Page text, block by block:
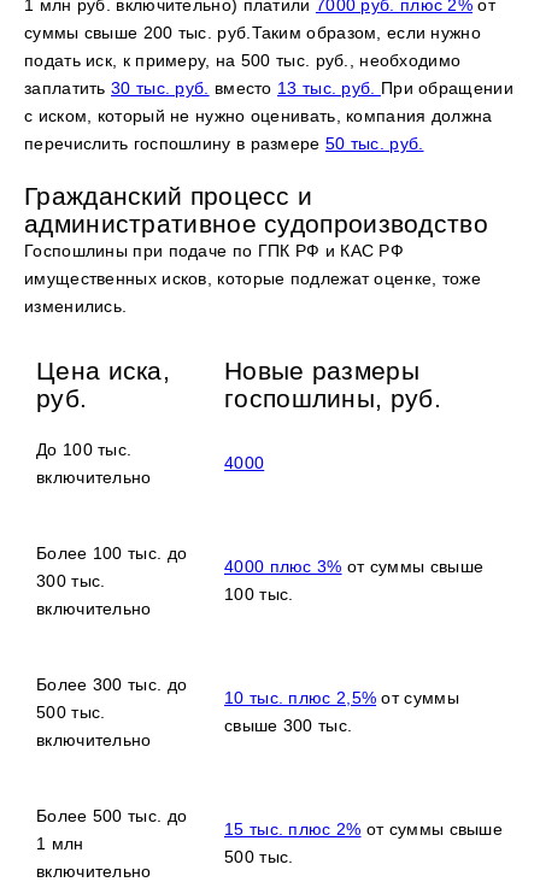
1 млн руб. включительно) платили 7000 руб. плюс 2% от
суммы свыше 200 тыс. руб.Таким образом, если нужно
подать иск, к примеру, на 500 тыс. руб., необходимо
заплатить 30 тыс. руб. вместо 13 тыс. руб. При обращении
с иском, который не нужно оценивать, компания должна
перечислить госпошлину в размере 50 тыс. руб.
Гражданский процесс и
административное судопроизводство
Госпошлины при подаче по ГПК РФ и КАС РФ
имущественных исков, которые подлежат оценке, тоже
изменились.
Цена иска,
руб.
Новые размеры
госпошлины, руб.
До 100 тыс.
включительно
4000
Более 100 тыс. до
300 тыс.
включительно
4000 плюс 3% от суммы свыше
100 тыс.
Более 300 тыс. до
500 тыс.
включительно
10 тыс. плюс 2,5% от суммы
свыше 300 тыс.
Более 500 тыс. до
1 млн
включительно
15 тыс. плюс 2% от суммы свыше
500 тыс.